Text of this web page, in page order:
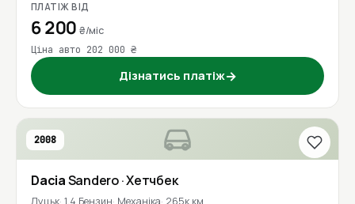
ПЛАТІЖ ВІД
6 200₴/міс
Ціна авто 202 000 ₴
Дізнатись платіж→
2008
DaciaSandero· Хетчбек